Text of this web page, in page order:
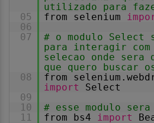
utilizado para
05
from selenium
06
07
# o modulo
para interagir
selecao onde sera
que quero buscar
08
from
import
Select
09
10
# esse modulo
11
from bs4 import